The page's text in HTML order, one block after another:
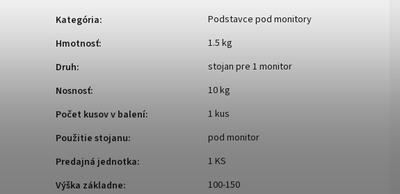
Kategória:
Podstavce pod monitory
Hmotnosť:
1.5 kg
Druh:
stojan pre 1 monitor
Nosnosť:
10 kg
Počet kusov v balení:
1 kus
Použitie stojanu:
pod monitor
Predajná jednotka:
1 KS
Výška základne:
100-150